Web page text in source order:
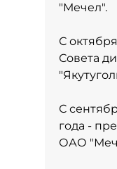
"Мечел".
С
Совета
С
года -
ОАО